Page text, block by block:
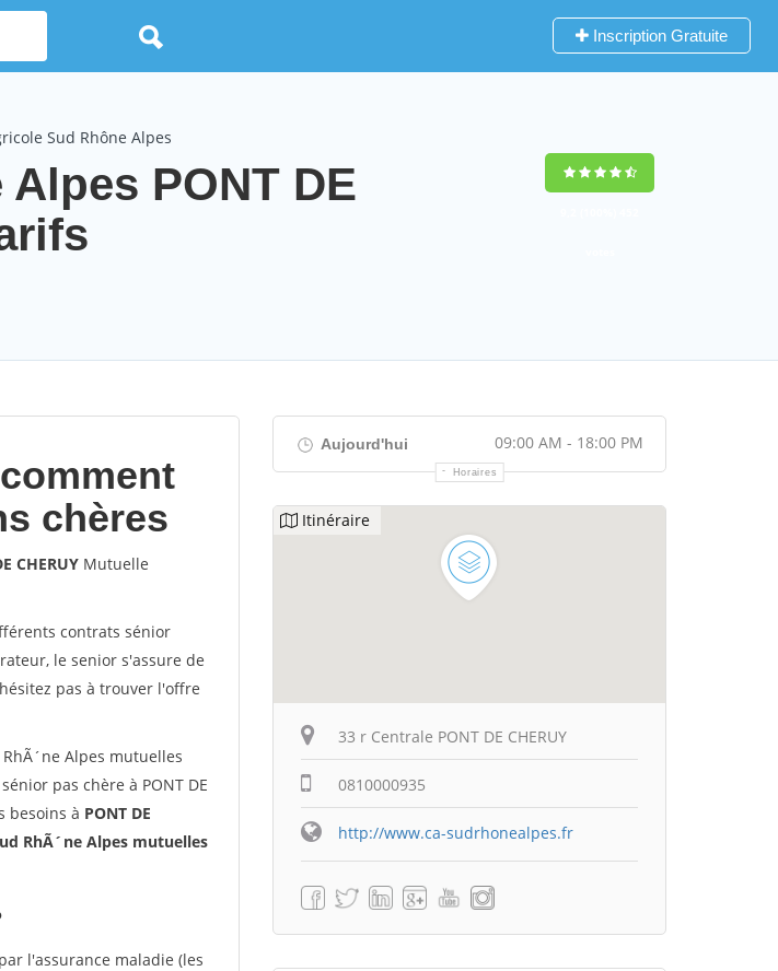
Inscription Gratuite
Sud Rhône Alpes
PONT DE
chères
CHERUY Mutuelle
contrats sénior
le senior s'assure de
pas à trouver l'offre
Alpes mutuelles
pas chère à PONT DE
besoins à PONT DE
RhÃ´ne Alpes mutuelles
l'assurance maladie (les
Aujourd'hui 09:00 AM - 18:00 PM
Horaires
Itinéraire
33 r Centrale PONT DE CHERUY
0810000935
http://www.ca-sudrhonealpes.fr